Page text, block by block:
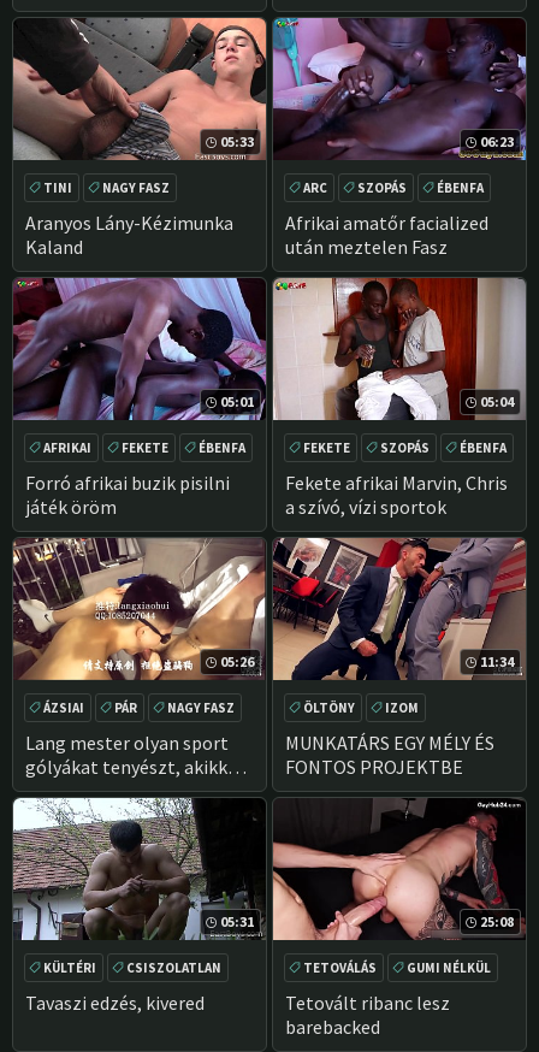
05:33
Aranyos Lány-Kézimunka
Kaland
TINI
NAGY FASZ
KÜLTÉRI
KÉZIMUNKA
06:23
Afrikai amatőr facialized
után meztelen Fasz
ARC SZOPÁS
ÉBENFA
CSISZOLATLAN
05:01
Forró afrikai buzik pisilni
játék öröm
AFRIKAI FEKETE
ÉBENFA
PISLOG
05:04
Fekete afrikai Marvin, Chris
a szívó, vízi sportok
FEKETE SZOPÁS
ÉBENFA
PISLOG
05:26
Lang mester olyan sport
gólyákat tenyészt, akikkel
az Uni Playgroundon
találkoztak-3
ÁZSIAI PÁR
NAGY FASZ
AMATŐR
11:34
MUNKATÁRS EGY MÉLY ÉS
FONTOS PROJEKTBE
ÖLTÖNY
IZOM
NAGY FASZ
SZOPÁS
05:31
Tavaszi edzés, kivered
KÜLTÉRI CSISZOLATLAN
25:08
Tetovált ribanc lesz
barebacked
TETOVÁLÁS
GUMI NÉLKÜL
NAGY FASZ
SZOPÁS